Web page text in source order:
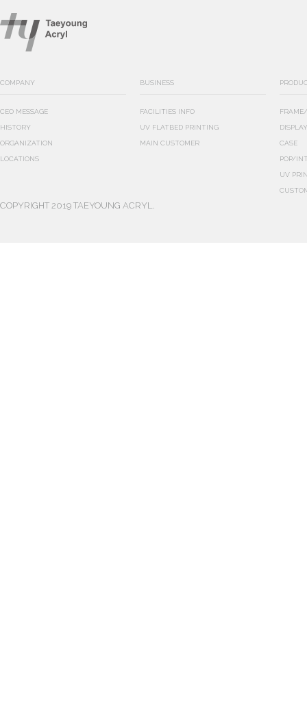
COMPANY
CEO MESSAGE
HISTORY
ORGANIZATION
LOCATIONS
BUSINESS
FACILITIES INFO
UV FLATBED PRINTING
MAIN CUSTOMER CASE
POP/
UV
COPYRIGHT 2019 TAEYOUNG ACRYL.